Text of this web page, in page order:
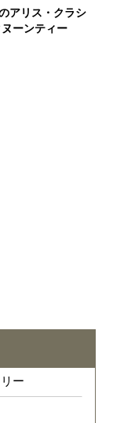
アリス・クラシ
ーンティー
ー